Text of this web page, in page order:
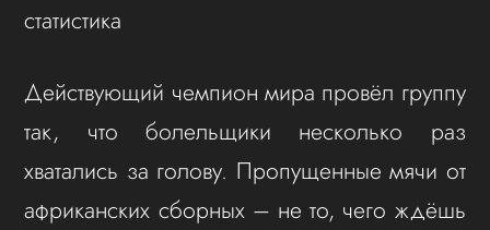
статистика
Действующий чемпион мира провёл группу
так, что болельщики несколько раз
хватались за голову. Пропущенные мячи от
африканских сборных – не то, чего ждёшь